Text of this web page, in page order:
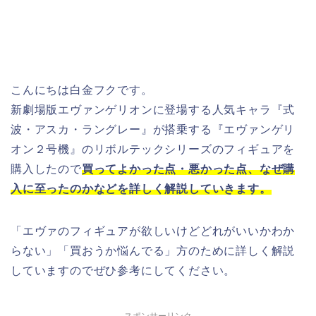
こんにちは白金フクです。
新劇場版エヴァンゲリオンに登場する人気キャラ『式
波・アスカ・ラングレー』が搭乗する『エヴァンゲリ
オン２号機』のリボルテックシリーズのフィギュアを
購入したので買ってよかった点・悪かった点、なぜ購
入に至ったのかなどを詳しく解説していきます。
「エヴァのフィギュアが欲しいけどどれがいいかわか
らない」「買おうか悩んでる」方のために詳しく解説
していますのでぜひ参考にしてください。